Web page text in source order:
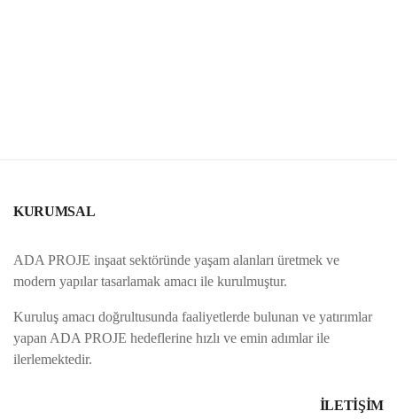
KURUMSAL
ADA PROJE inşaat sektöründe yaşam alanları üretmek ve
modern yapılar tasarlamak amacı ile kurulmuştur.
Kuruluş amacı doğrultusunda faaliyetlerde bulunan ve yatırımlar
yapan ADA PROJE hedeflerine hızlı ve emin adımlar ile
ilerlemektedir.
İLETİŞİM